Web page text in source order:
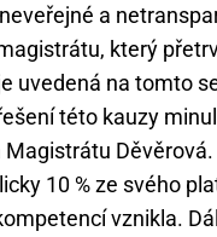
a
který
uvedená na tomto
této kauzy
10 % ze svého
vznikla.